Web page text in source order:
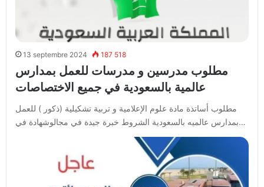
13 septembre 2024 187 518
مطلوب مدرسين و مدرسات للعمل بمدارس
عالمية بالسعودية في جميع الاختصاصات
مطلوب أساتذة مادة علوم الإعلامية و تربية تشكيلية (ذكور ) للعمل
بمدارس عالميه بالسعودية الشروط خبرة جيدة في مجالوشهادة في…